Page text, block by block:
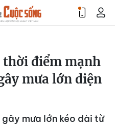
thời điểm mạnh
mưa lớn diện
mưa lớn kéo dài từ